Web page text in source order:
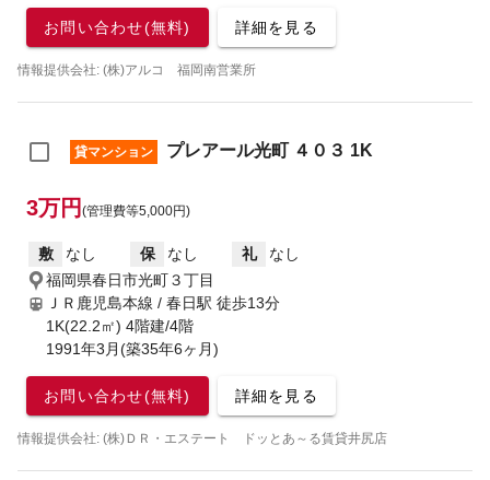
お問い合わせ(無料) 詳細を見る
情報提供会社: (株)アルコ 福岡南営業所
貸マンション プレアール光町 ４０３ 1K
3万円 (管理費等5,000円)
敷 なし 保 なし 礼
なし
福岡県春日市光町３丁目
ＪＲ鹿児島本線 / 春日駅 徒歩13分
1K(22.2㎡) 4階建/4階
1991年3月(築35年6ヶ月)
お問い合わせ(無料) 詳細を見る
情報提供会社: (株)ＤＲ・エステート ドッとあ～る賃貸井尻店